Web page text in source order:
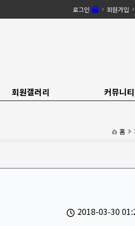
로그인 회원가입
회원갤러리 커뮤니티
홈
2018-03-30